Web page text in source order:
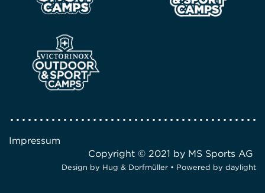
Impressum
Copyright © 2021 by MS Sports AG
Design by Hug & Dorfmüller • Powered by daylight